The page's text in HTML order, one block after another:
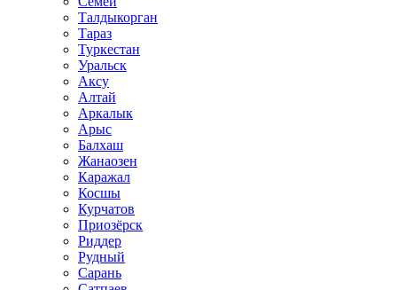
Талдыкорган
Тараз
Туркестан
Уральск
Аксу
Алтай
Аркалык
Арыс
Балхаш
Жанаозен
Каражал
Косшы
Курчатов
Приозёрск
Риддер
Рудный
Сарань